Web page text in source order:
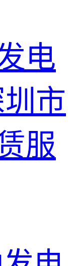
电
市
服